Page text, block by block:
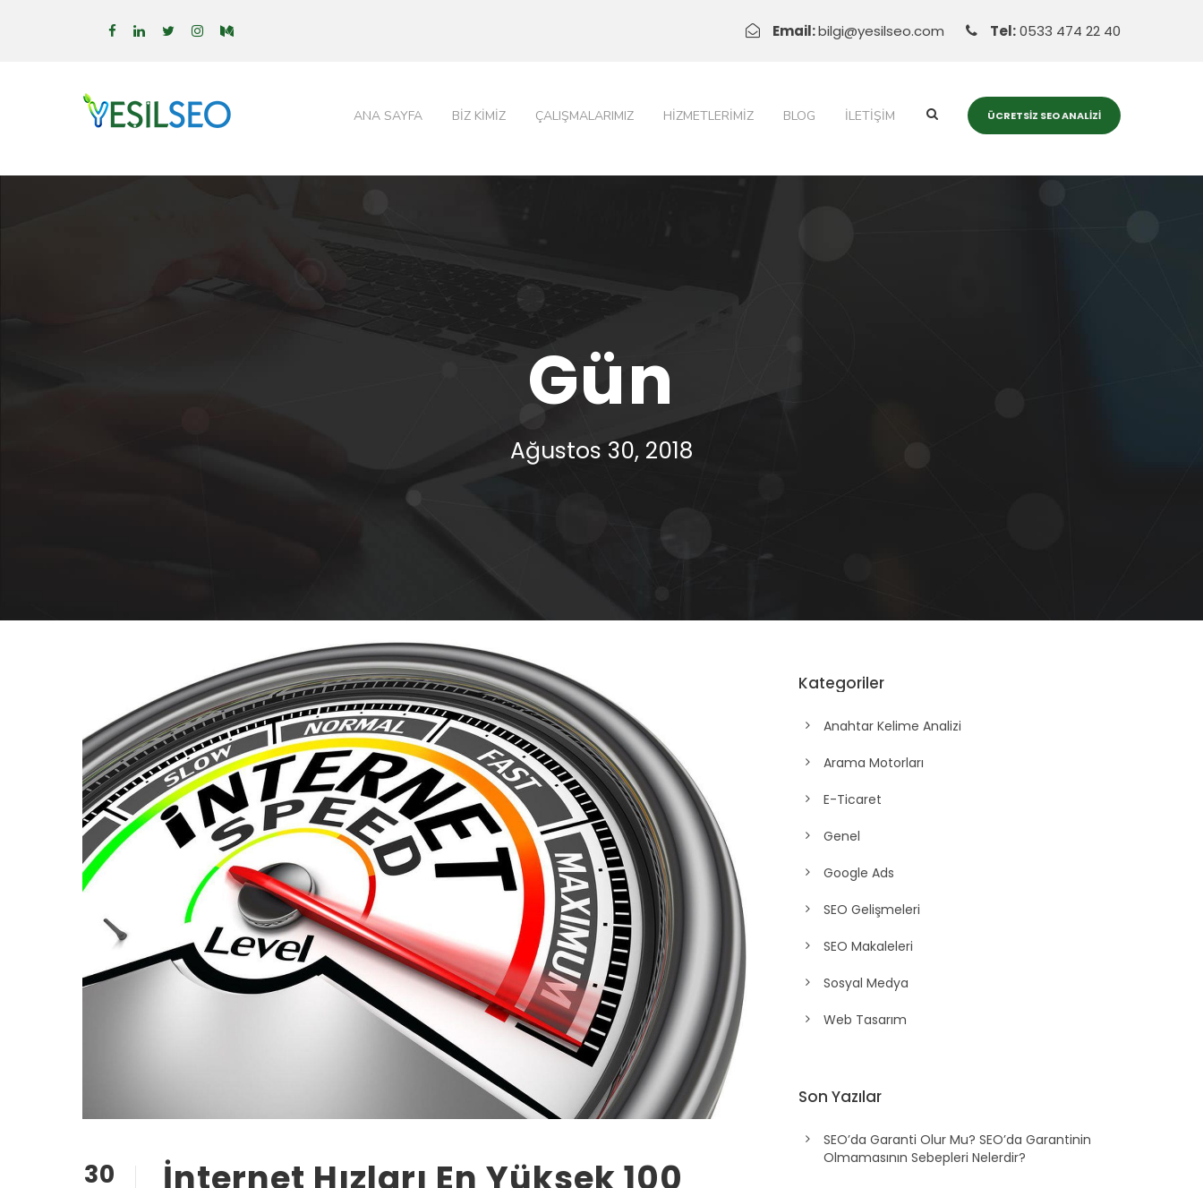
Email:bilgi@yesilseo.com Tel:0533 474 22 40
ANA SAYFA BIZ KIMIZ ÇALIŞMALARIMIZ HIZMETLERIMIZ BLOG İLETIŞIM ÜCRETSIZ SEO ANALIZI
Gün
Ağustos 30, 2018
30
İnternet Hızları En Yüksek 100
Kategoriler
Anahtar Kelime Analizi
Arama Motorları
E-Ticaret
Genel
Google Ads
SEO Gelişmeleri
SEO Makaleleri
Sosyal Medya
Web Tasarım
Son Yazılar
SEO’da Garanti Olur Mu? SEO’da Garantinin
Olmamasının Sebepleri Nelerdir?